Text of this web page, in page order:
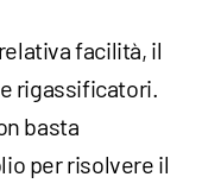
facilità, il
rigassificatori.
basta
per risolvere il